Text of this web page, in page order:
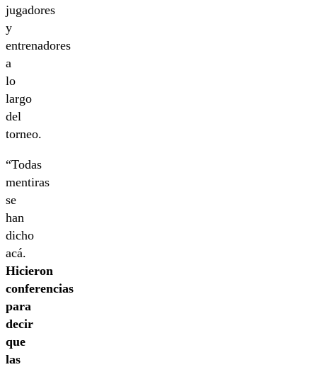
jugadores
y
entrenadores
a
lo
largo
del
torneo.
“Todas
mentiras
se
han
dicho
acá.
Hicieron
conferencias
para
decir
que
las